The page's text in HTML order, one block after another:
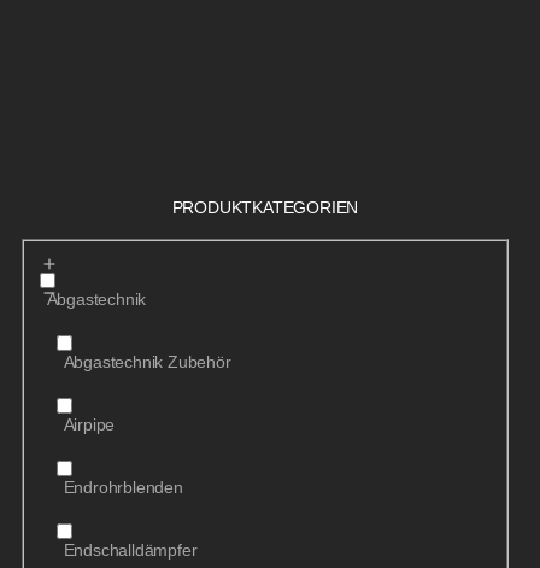
PRODUKTKATEGORIEN
Abgastechnik
Abgastechnik Zubehör
Airpipe
Endrohrblenden
Endschalldämpfer